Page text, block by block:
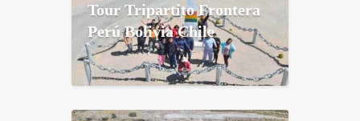
Tour Tripartito Frontera
Perú Bolivia Chile